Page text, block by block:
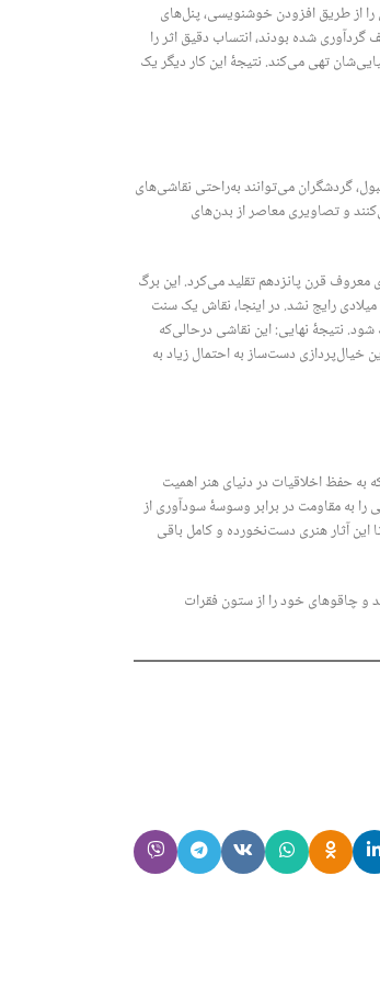
را از طریق افزودن خوشنویسی، پنل‌های
شده بودند، انتساب دقیق اثر را
تهی می‌کند. نتیجۀ این کار دیگر یک
گردشگران می‌توانند به‌راحتی نقاشی‌های
و تصاویری معاصر از بدن‌های
معروف قرن پانزدهم تقلید می‌کرد. این برگ
که با قیمت ۵,۰۰۰ دلار عرضه شده بود، پیامبر اسلام را با صورتی پوشیده در حجاب سفید به تصویر می‌کشید—روشی که تا بعد از سال ۱۵۰۰ میلادی رایج نشد. در اینجا، نقاش یک سنت
شود. نتیجۀ نهایی: این نقاشی درحالی‌که
خیال‌پردازی دست‌ساز به احتمال زیاد به
به حفظ اخلاقیات در دنیای هنر اهمیت
را به مقاومت در برابر وسوسۀ سودآوری از
این آثار هنری دست‌نخورده و کامل باقی
و چاقوهای خود را از ستون فقرات